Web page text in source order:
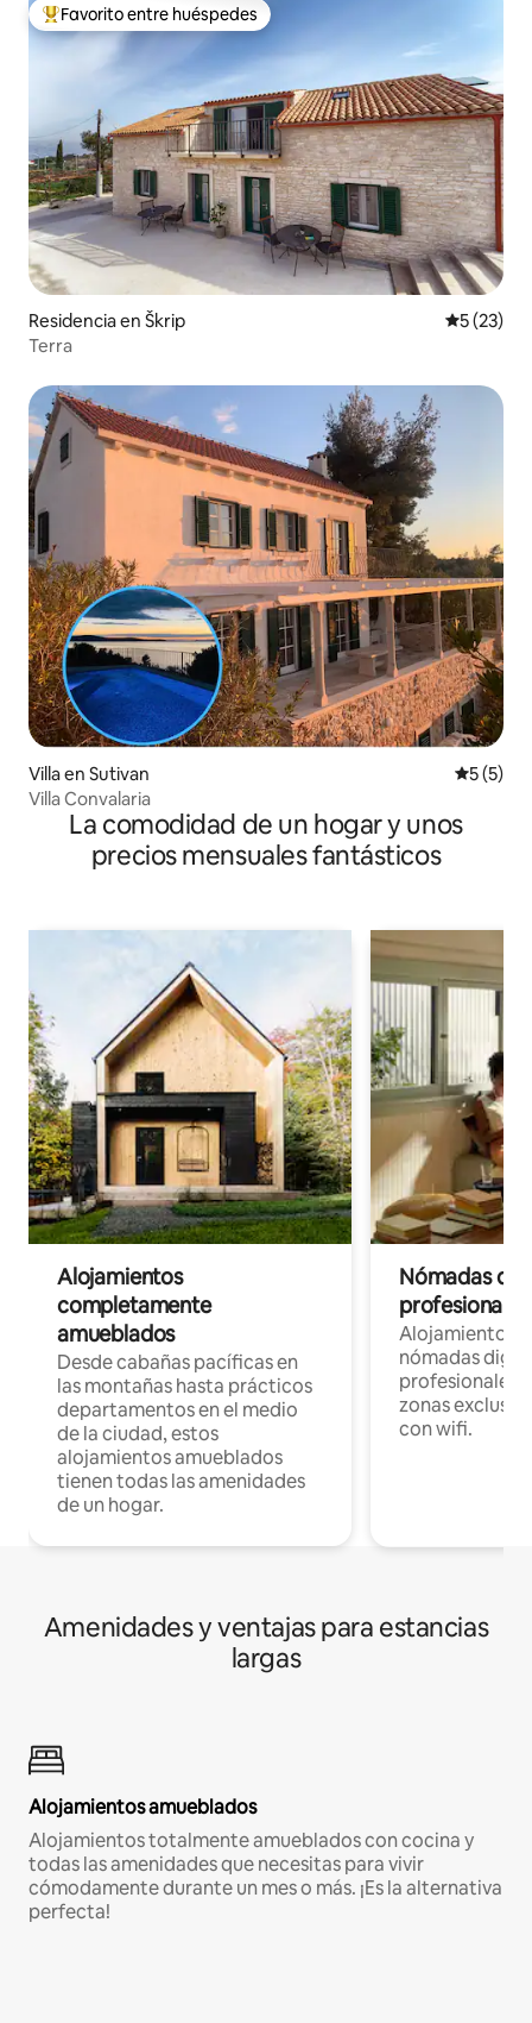
De los mejores en Favorito entre huéspedes
Favorito entre huéspedes
Residencia en Škrip
5 (23)
Terra
Villa en Sutivan
5 (5)
Villa Convalaria
La comodidad de un hogar y unos
precios mensuales fantásticos
Alojamientos
completamente
amueblados
Desde cabañas pacíficas en
las montañas hasta prácticos
departamentos en el medio
de la ciudad, estos
alojamientos amueblados
tienen todas las amenidades
de un hogar.
Nómadas
Alojamientos
nómadas
profesionales
zonas
con wifi.
Amenidades y ventajas para estancias
largas
Alojamientos amueblados
Alojamientos totalmente amueblados con cocina y
todas las amenidades que necesitas para vivir
cómodamente durante un mes o más. ¡Es la alternativa
perfecta!